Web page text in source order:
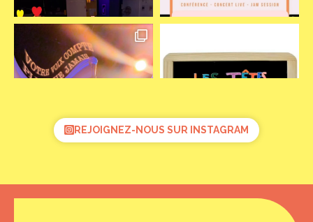
REJOIGNEZ-NOUS SUR INSTAGRAM